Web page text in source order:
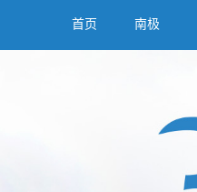
首页 南极